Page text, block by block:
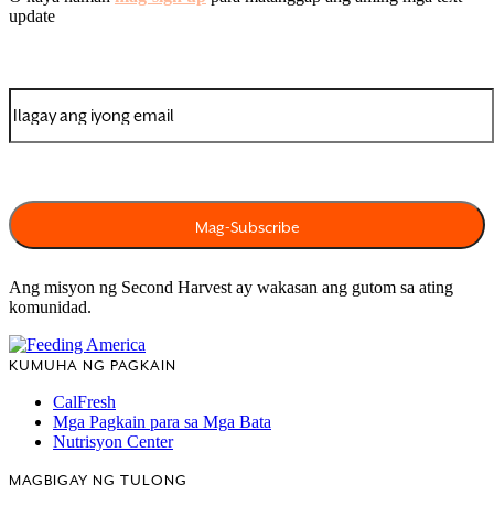
update
Ang misyon ng Second Harvest ay wakasan ang gutom sa ating
komunidad.
KUMUHA NG PAGKAIN
CalFresh
Mga Pagkain para sa Mga Bata
Nutrisyon Center
MAGBIGAY NG TULONG